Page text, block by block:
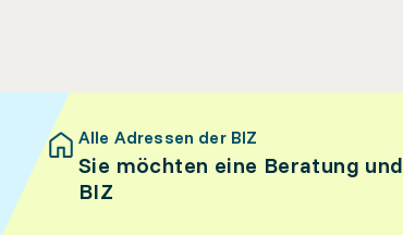
Alle Adressen der BIZ
Sie möchten eine Beratung
BIZ